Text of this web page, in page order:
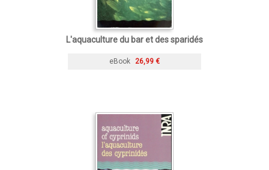
L'aquaculture du bar et des sparidés
eBook 26,99 €